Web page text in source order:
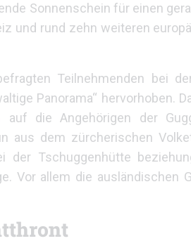
Sonnenschein für einen
und rund zehn weiteren
Teilnehmenden bei
Panorama“ hervorhoben.
die Angehörigen der
aus dem zürcherischen
Tschuggenhütte
Vor allem die ausländischen